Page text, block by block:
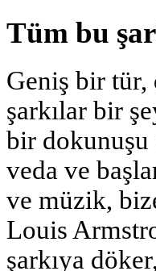
Tüm bu
Geniş bir
şarkılar bir
bir dokunuşu
veda ve
ve müzik,
Louis
şarkıya